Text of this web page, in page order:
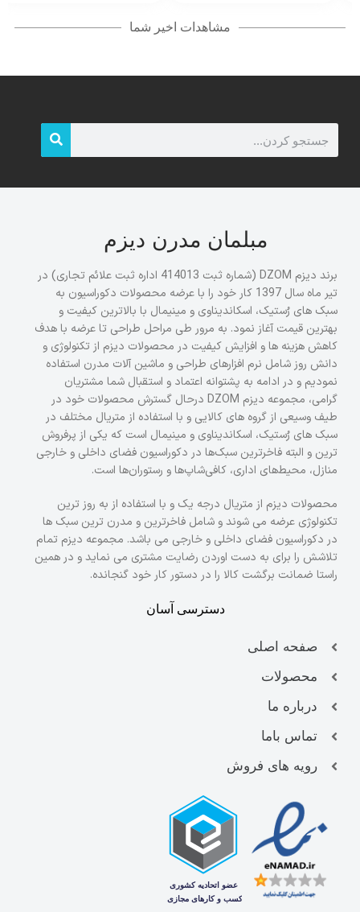
مشاهدات اخیر شما
مبلمان مدرن دیزم
برند دیزم DZOM (شماره ثبت 414013 اداره ثبت علائم تجاری) در
تیر ماه سال 1397 کار خود را با عرضه محصولات دکوراسیون به
سبک های رُستیک، اسکاندیناوی و مینیمال با بالاترین کیفیت و
بهترین قیمت آغاز نمود. به مرور طی مراحل طراحی تا عرضه با هدف
کاهش هزینه ها و افزایش کیفیت در محصولات دیزم از تکنولوژی و
دانش روز شامل نرم افزارهای طراحی و ماشین آلات مدرن استفاده
نمودیم و در ادامه به پشتوانه اعتماد و استقبال شما مشتریان
گرامی، مجموعه دیزم DZOM درحال گسترش محصولات خود در
طیف وسیعی از گروه های کالایی و با استفاده از متریال مختلف در
سبک های رُستیک، اسکاندیناوی و مینیمال است که یکی از پرفروش
ترین و البته فاخرترین سبک‌ها در دکوراسیون فضای داخلی و خارجی
منازل، محیط‌های اداری، کافی‌شاپ‌ها و رستوران‌ها است.
محصولات دیزم از متریال درجه یک و با استفاده از به روز ترین
تکنولوژی عرضه می شوند و شامل فاخرترین و مدرن ترین سبک ها
در دکوراسیون فضای داخلی و خارجی می باشد. مجموعه دیزم تمام
تلاشش را برای به دست اوردن رضایت مشتری می نماید و در همین
راستا ضمانت برگشت کالا را در دستور کار خود گنجانده.
دسترسی آسان
صفحه اصلی
محصولات
درباره ما
تماس باما
رویه های فروش